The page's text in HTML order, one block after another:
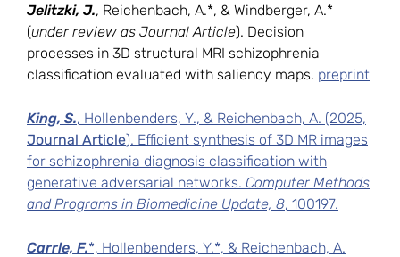
Jelitzki, J., Reichenbach, A.*, & Windberger, A.*
(under review as Journal Article). Decision
processes in 3D structural MRI schizophrenia
classification evaluated with saliency maps. preprint
King, S., Hollenbenders, Y., & Reichenbach, A. (2025,
Journal Article). Efficient synthesis of 3D MR images
for schizophrenia diagnosis classification with
generative adversarial networks. Computer Methods
and Programs in Biomedicine Update, 8, 100197.
Carrle, F.*, Hollenbenders, Y.*, & Reichenbach, A.